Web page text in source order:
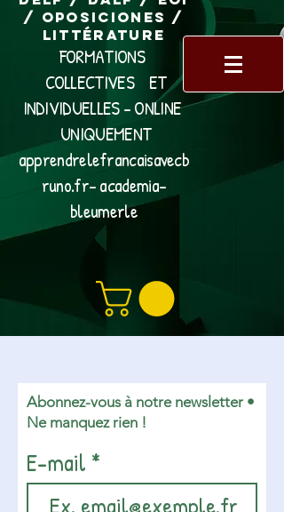
/ Oposiciones /
Littérature
FORMATIONS
COLLECTIVES ET
INDIVIDUELLES - ONLINE
UNIQUEMENT
apprendrelefrancaisavecb
runo.fr- academia-
bleumerle
Abonnez-vous à notre newsletter •
Ne manquez rien !
E-mail